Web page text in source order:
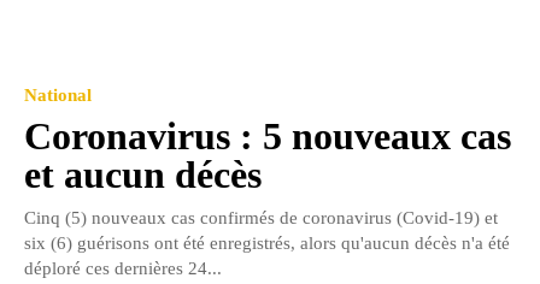
National
Coronavirus : 5 nouveaux cas
et aucun décès
Cinq (5) nouveaux cas confirmés de coronavirus (Covid-19) et
six (6) guérisons ont été enregistrés, alors qu'aucun décès n'a été
déploré ces dernières 24...